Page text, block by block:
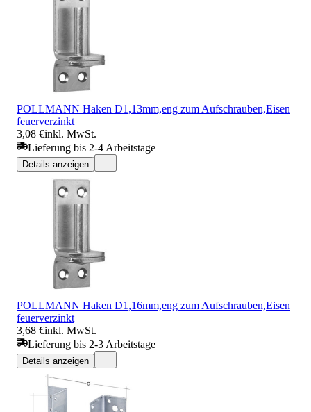
POLLMANN Haken D1,13mm,eng zum Aufschrauben,Eisen
feuerverzinkt
3,08 €inkl. MwSt.
Lieferung bis 2-4 Arbeitstage
Details anzeigen
POLLMANN Haken D1,16mm,eng zum Aufschrauben,Eisen
feuerverzinkt
3,68 €inkl. MwSt.
Lieferung bis 2-3 Arbeitstage
Details anzeigen